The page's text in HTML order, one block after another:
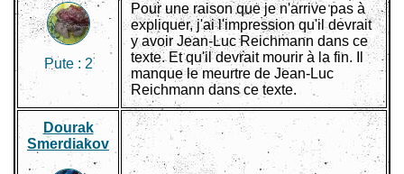
Pute : 2
Pour une raison que je n'arrive pas à
expliquer, j'ai l'impression qu'il devrait
y avoir Jean-Luc Reichmann dans ce
texte. Et qu'il devrait mourir à la fin. Il
manque le meurtre de Jean-Luc
Reichmann dans ce texte.
Dourak
Smerdiakov